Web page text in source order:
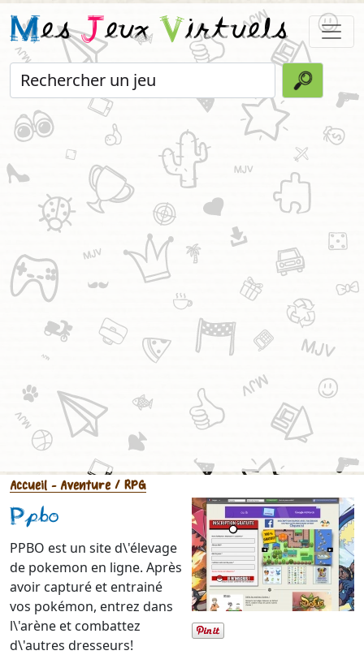
MesJeuxVirtuels
Accueil - Aventure / RPG
Ppbo
PPBO est un site d\'élevage
de pokemon en ligne. Après
avoir capturé et entrainé
vos pokémon, entrez dans
l\'arène et combattez
d\'autres dresseurs!